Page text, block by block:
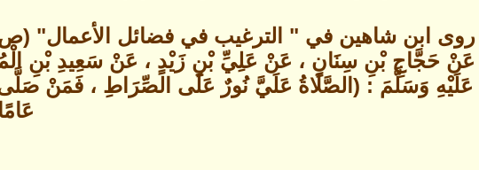
عَنْ حَجَّاجِ بْنِ سِنَانٍ ، عَنْ عَلِيِّ بْنِ زَيْدٍ ، عَنْ سَعِيدِ بْنِ
عَلَيْهِ وَسَلَّمَ : (الصَّلَاةُ عَلَيَّ نُورٌ عَلَى الصِّرَاطِ ، فَمَنْ